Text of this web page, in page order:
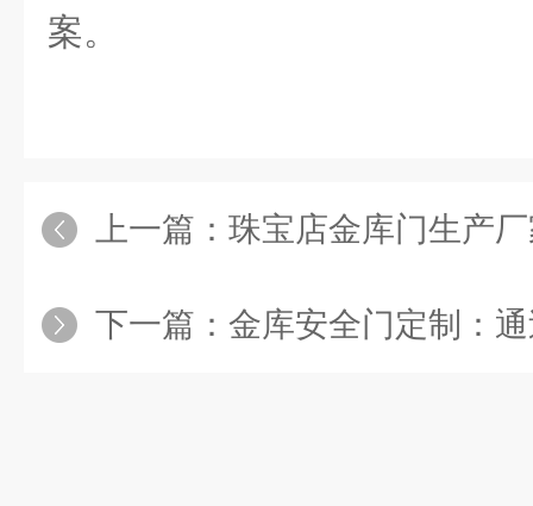
案。
上一篇： 珠宝店金库门生产厂家
下一篇： 金库安全门定制：通